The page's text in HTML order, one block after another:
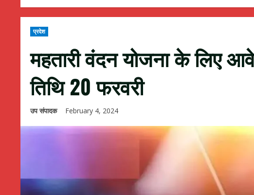
प्रदेश
महतारी वंदन योजना के लिए
तिथि 20 फरवरी
उप संपादक February 4, 2024